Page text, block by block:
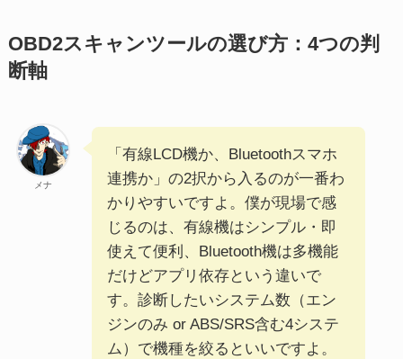
OBD2スキャンツールの選び方：4つの判
断軸
メナ
「有線LCD機か、Bluetoothスマホ
連携か」の2択から入るのが一番わ
かりやすいですよ。僕が現場で感
じるのは、有線機はシンプル・即
使えて便利、Bluetooth機は多機能
だけどアプリ依存という違いで
す。診断したいシステム数（エン
ジンのみ or ABS/SRS含む4システ
ム）で機種を絞るといいですよ。